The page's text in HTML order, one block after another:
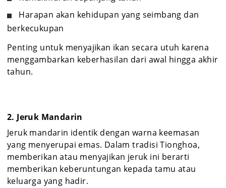
Harapan akan kehidupan yang seimbang dan
berkecukupan
Penting untuk menyajikan ikan secara utuh karena
menggambarkan keberhasilan dari awal hingga akhir
tahun.
2. Jeruk Mandarin
Jeruk mandarin identik dengan warna keemasan
yang menyerupai emas. Dalam tradisi Tionghoa,
memberikan atau menyajikan jeruk ini berarti
memberikan keberuntungan kepada tamu atau
keluarga yang hadir.